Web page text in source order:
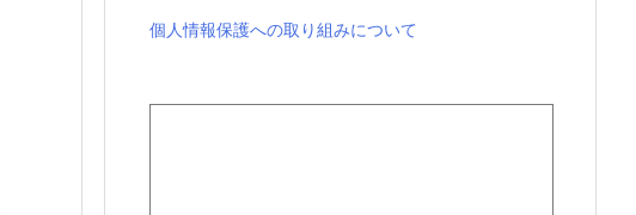
個人情報保護への取り組みについて